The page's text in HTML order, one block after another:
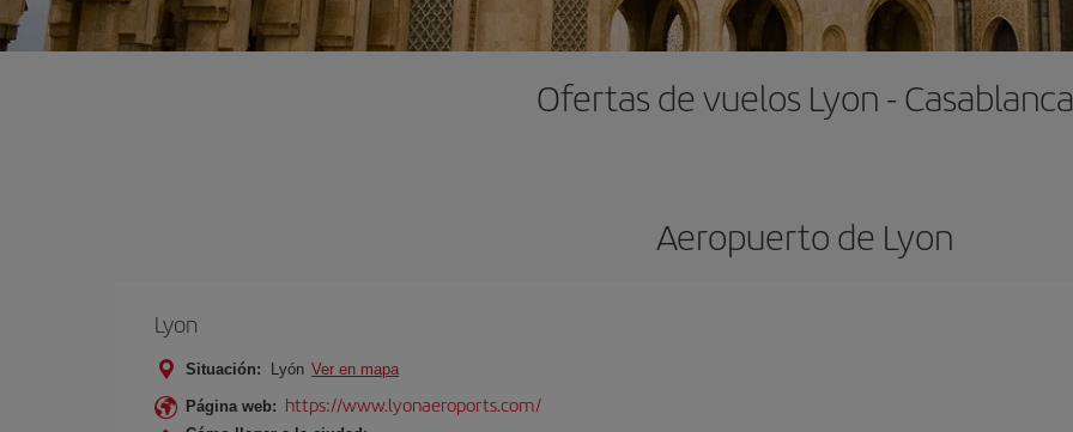
Ofertas de vuelos Lyon - Casablanca
Aeropuerto de Lyon
Lyon
Situación: Lyón Ver en mapa
Página web: https://www.lyonaeroports.com/